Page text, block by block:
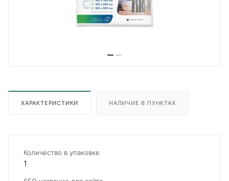
ХАРАКТЕРИСТИКИ НАЛИЧИЕ В ПУНКТАХ
Количество в упаковке
1